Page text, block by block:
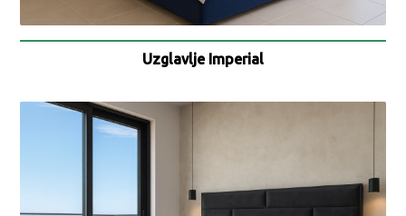
Uzglavlje Imperial